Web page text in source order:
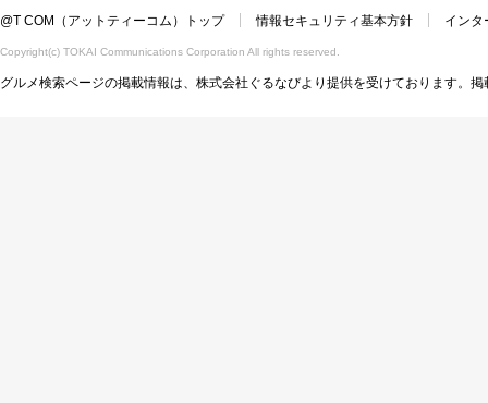
@T COM（アットティーコム）トップ 情報セキュリティ基本方針 インタ
Copyright(c) TOKAI Communications Corporation All rights reserved.
グルメ検索ページの掲載情報は、株式会社ぐるなびより提供を受けております。